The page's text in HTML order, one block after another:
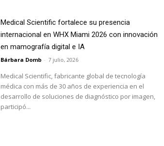
Medical Scientific fortalece su presencia
internacional en WHX Miami 2026 con innovación
en mamografía digital e IA
Bárbara Domb - 7 julio, 2026
Medical Scientific, fabricante global de tecnología
médica con más de 30 años de experiencia en el
desarrollo de soluciones de diagnóstico por imagen,
participó...